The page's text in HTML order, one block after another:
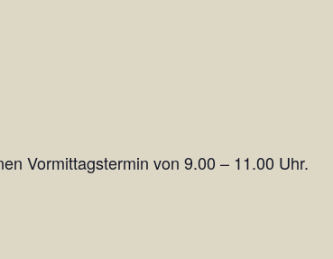
Vormittagstermin von 9.00 – 11.00 Uhr.